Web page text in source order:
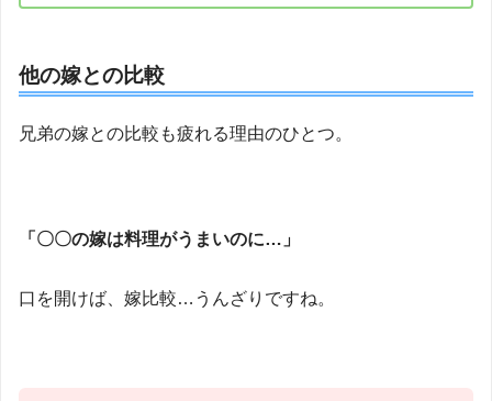
他の嫁との比較
兄弟の嫁との比較も疲れる理由のひとつ。
「〇〇の嫁は料理がうまいのに…」
口を開けば、嫁比較…うんざりですね。